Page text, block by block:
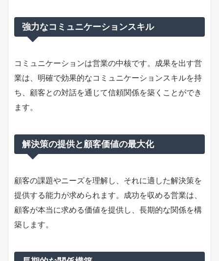
強力なコミュニケーションスキル
コミュニケーションは営業の中核です。成果を出す営
業は、明確で効果的なコミュニケーションスキルを持
ち、顧客との対話を通じて信頼関係を築くことができ
ます。
解決策の提供と顧客価値の最大化
顧客の課題やニーズを理解し、それに適した解決策を
提供する能力が求められます。成功を収める営業は、
顧客が本当に求める価値を提供し、長期的な関係を構
築します。